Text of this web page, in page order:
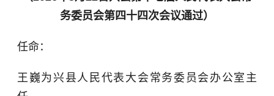
务委员会第四十四次会议通过）
任命：
王巍为兴县人民代表大会常务委员会办公室主